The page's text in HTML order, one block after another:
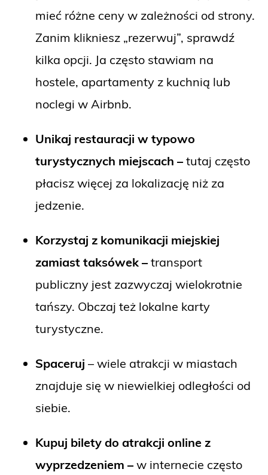
mieć różne ceny w zależności od strony.
Zanim klikniesz „rezerwuj”, sprawdź
kilka opcji. Ja często stawiam na
hostele, apartamenty z kuchnią lub
noclegi w Airbnb.
Unikaj restauracji w typowo
turystycznych miejscach – tutaj często
płacisz więcej za lokalizację niż za
jedzenie.
Korzystaj z komunikacji miejskiej
zamiast taksówek – transport
publiczny jest zazwyczaj wielokrotnie
tańszy. Obczaj też lokalne karty
turystyczne.
Spaceruj – wiele atrakcji w miastach
znajduje się w niewielkiej odległości od
siebie.
Kupuj bilety do atrakcji online z
wyprzedzeniem – w internecie często